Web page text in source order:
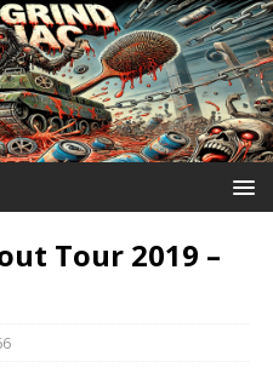
Tour 2019 –